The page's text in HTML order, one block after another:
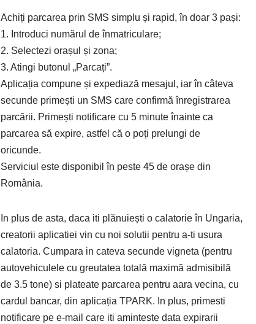
Achiți parcarea prin SMS simplu și rapid, în doar 3 pași:
1. Introduci numărul de înmatriculare;
2. Selectezi orașul și zona;
3. Atingi butonul „Parcați”.
Aplicația compune și expediază mesajul, iar în câteva
secunde primești un SMS care confirmă înregistrarea
parcării. Primești notificare cu 5 minute înainte ca
parcarea să expire, astfel că o poți prelungi de
oricunde.
Serviciul este disponibil în peste 45 de orașe din
România.
In plus de asta, daca iti plănuiești o calatorie în Ungaria,
creatorii aplicatiei vin cu noi solutii pentru a-ti usura
calatoria. Cumpara in cateva secunde vigneta (pentru
autovehiculele cu greutatea totală maximă admisibilă
de 3.5 tone) si plateate parcarea pentru aara vecina, cu
cardul bancar, din aplicația TPARK. In plus, primesti
notificare pe e-mail care iti aminteste data expirarii